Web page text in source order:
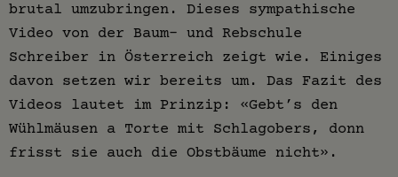
brutal umzubringen. Dieses sympathische
Video von der Baum- und Rebschule
Schreiber in Österreich zeigt wie. Einiges
davon setzen wir bereits um. Das Fazit des
Videos lautet im Prinzip: «Gebt’s den
Wühlmäusen a Torte mit Schlagobers, donn
frisst sie auch die Obstbäume nicht».